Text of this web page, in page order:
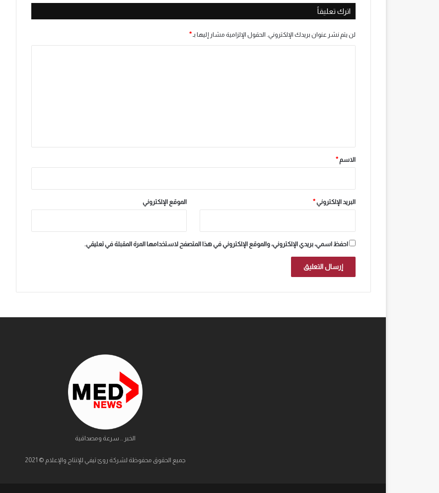
اترك تعليقاً
لن يتم نشر عنوان بريدك الإلكتروني. الحقول الإلزامية مشار إليها بـ*
*
الاسم *
البريد الإلكتروني* الموقع الإلكتروني
احفظ اسمي، بريدي الإلكتروني، والموقع الإلكتروني في هذا المتصفح لاستخدامها المرة المقبلة في تعليقي.
الخبر .. سرعة ومصداقية
جميع الحقوق محفوظة لشركة روئ تيفي للإنتاج والإعلام © 2021